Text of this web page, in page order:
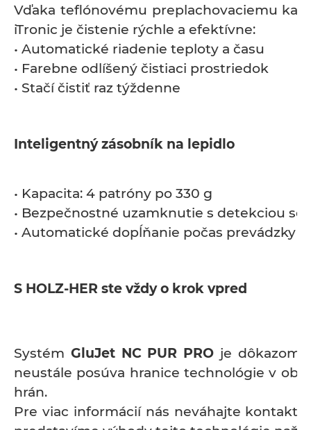
Vďaka teflónovému preplachovaciemu
iTronic je čistenie rýchle a efektívne:
• Automatické riadenie teploty a času
• Farebne odlíšený čistiaci prostriedok
• Stačí čistiť raz týždenne
Inteligentný zásobník na lepidlo
• Kapacita: 4 patróny po 330 g
• Bezpečnostné uzamknutie s detekciou
• Automatické dopĺňanie počas prevádzky
S HOLZ-HER ste vždy o krok vpred
Systém GluJet NC PUR PRO je
neustále posúva hranice technológie v
hrán.
Pre viac informácií nás neváhajte